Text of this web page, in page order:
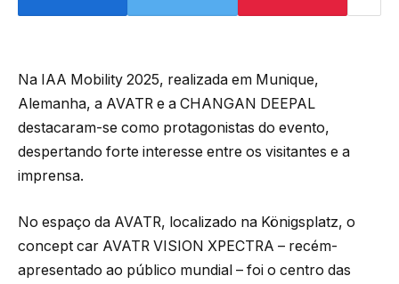
Na IAA Mobility 2025, realizada em Munique,
Alemanha, a AVATR e a CHANGAN DEEPAL
destacaram-se como protagonistas do evento,
despertando forte interesse entre os visitantes e a
imprensa.
No espaço da AVATR, localizado na Königsplatz, o
concept car AVATR VISION XPECTRA – recém-
apresentado ao público mundial – foi o centro das